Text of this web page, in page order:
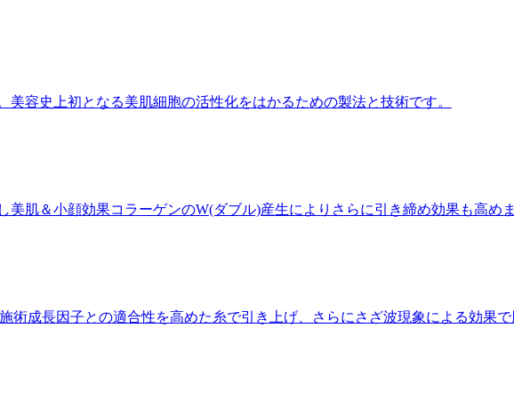
美容史上初となる美肌細胞の活性化をはかるための製法と技術です。
美肌＆小顔効果コラーゲンのW(ダブル)産生によりさらに引き締め効果も高めま
術成長因子との適合性を高めた糸で引き上げ、さらにさざ波現象による効果